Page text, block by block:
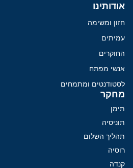
אודותינו
חזון ומשימה
עמיתים
החוקרים
אנשי מפתח
לסטודנטים ומתמחים
מחקר
תימן
תוניסיה
תהליך השלום
רוסיה
קנדה